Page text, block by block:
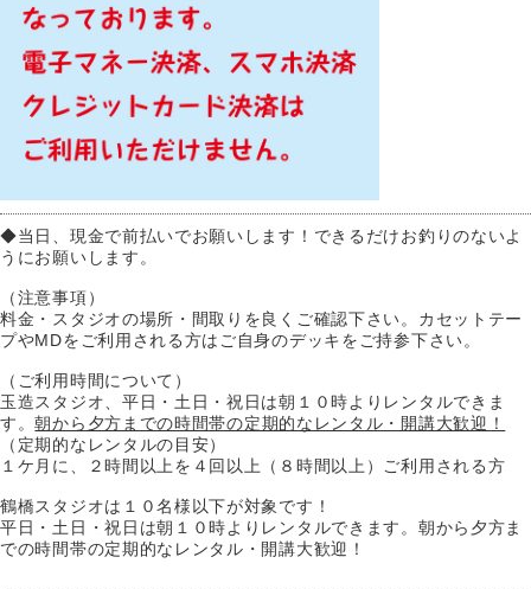
◆当日、現金で前払いでお願いします！できるだけお釣りのないよ
うにお願いします。
（注意事項）
料金・スタジオの場所・間取りを良くご確認下さい。カセットテー
プやMDをご利用される方はご自身のデッキをご持参下さい。
（ご利用時間について）
玉造スタジオ、平日・土日・祝日は朝１０時よりレンタルできま
す。朝から夕方までの時間帯の定期的なレンタル・開講大歓迎！
（定期的なレンタルの目安）
１ケ月に、２時間以上を４回以上（８時間以上）ご利用される方
鶴橋スタジオは１０名様以下が対象です！
平日・土日・祝日は朝１０時よりレンタルできます。朝から夕方ま
での時間帯の定期的なレンタル・開講大歓迎！